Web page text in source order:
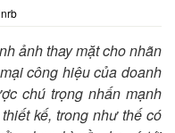
ảnh thay mặt cho nhãn
công hiệu của doanh
chú trọng nhấn mạnh
kế, trong như thế có